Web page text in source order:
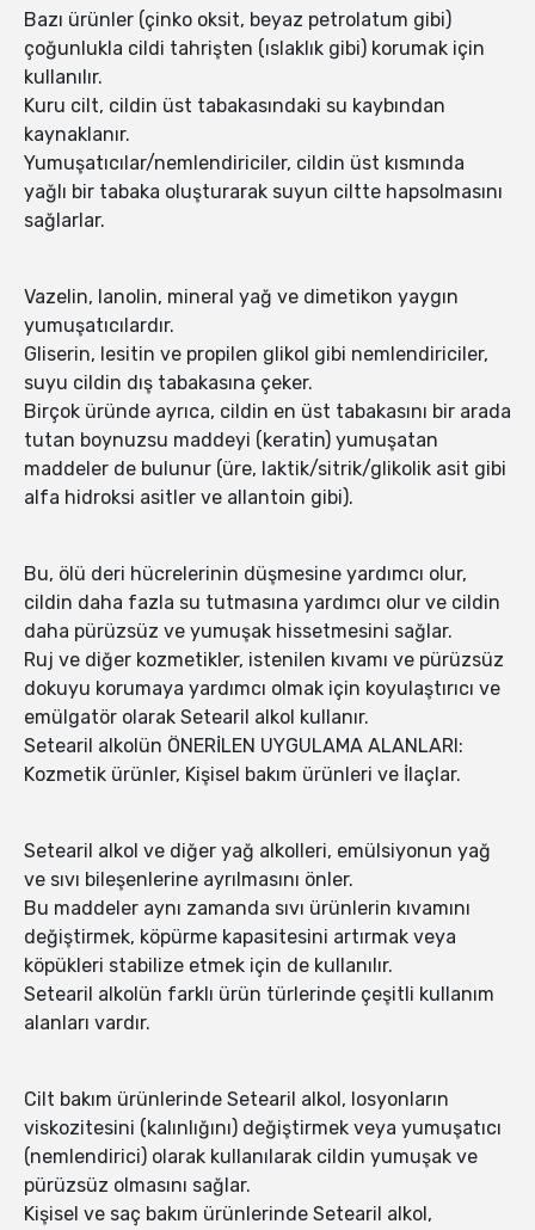
Bazı ürünler (çinko oksit, beyaz petrolatum gibi)
çoğunlukla cildi tahrişten (ıslaklık gibi) korumak için
kullanılır.
Kuru cilt, cildin üst tabakasındaki su kaybından
kaynaklanır.
Yumuşatıcılar/nemlendiriciler, cildin üst kısmında
yağlı bir tabaka oluşturarak suyun ciltte hapsolmasını
sağlarlar.
Vazelin, lanolin, mineral yağ ve dimetikon yaygın
yumuşatıcılardır.
Gliserin, lesitin ve propilen glikol gibi nemlendiriciler,
suyu cildin dış tabakasına çeker.
Birçok üründe ayrıca, cildin en üst tabakasını bir arada
tutan boynuzsu maddeyi (keratin) yumuşatan
maddeler de bulunur (üre, laktik/sitrik/glikolik asit gibi
alfa hidroksi asitler ve allantoin gibi).
Bu, ölü deri hücrelerinin düşmesine yardımcı olur,
cildin daha fazla su tutmasına yardımcı olur ve cildin
daha pürüzsüz ve yumuşak hissetmesini sağlar.
Ruj ve diğer kozmetikler, istenilen kıvamı ve pürüzsüz
dokuyu korumaya yardımcı olmak için koyulaştırıcı ve
emülgatör olarak Setearil alkol kullanır.
Setearil alkolün ÖNERİLEN UYGULAMA ALANLARI:
Kozmetik ürünler, Kişisel bakım ürünleri ve İlaçlar.
Setearil alkol ve diğer yağ alkolleri, emülsiyonun yağ
ve sıvı bileşenlerine ayrılmasını önler.
Bu maddeler aynı zamanda sıvı ürünlerin kıvamını
değiştirmek, köpürme kapasitesini artırmak veya
köpükleri stabilize etmek için de kullanılır.
Setearil alkolün farklı ürün türlerinde çeşitli kullanım
alanları vardır.
Cilt bakım ürünlerinde Setearil alkol, losyonların
viskozitesini (kalınlığını) değiştirmek veya yumuşatıcı
(nemlendirici) olarak kullanılarak cildin yumuşak ve
pürüzsüz olmasını sağlar.
Kişisel ve saç bakım ürünlerinde Setearil alkol,